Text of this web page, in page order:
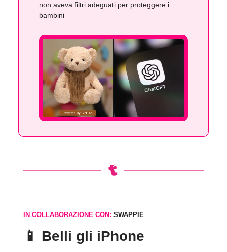
non aveva filtri adeguati per proteggere i
bambini
IN COLLABORAZIONE CON: SWAPPIE
📱 Belli gli iPhone